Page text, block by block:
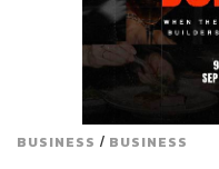
BUSINESS / BUSINESS